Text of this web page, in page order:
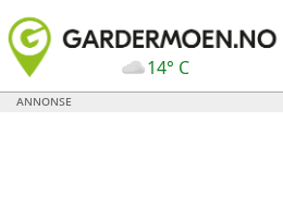
14° C